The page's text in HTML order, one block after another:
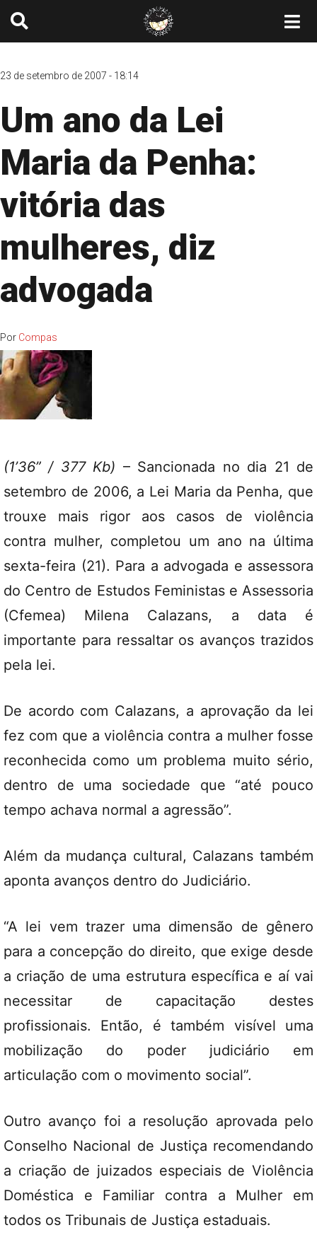
23 de setembro de 2007 - 18:14
Um ano da Lei
Maria da Penha:
vitória das
mulheres, diz
advogada
Por Compas
(1’36” / 377 Kb) – Sancionada no dia 21 de
setembro de 2006, a Lei Maria da Penha, que
trouxe mais rigor aos casos de violência
contra mulher, completou um ano na última
sexta-feira (21). Para a advogada e assessora
do Centro de Estudos Feministas e Assessoria
(Cfemea) Milena Calazans, a data é
importante para ressaltar os avanços trazidos
pela lei.
De acordo com Calazans, a aprovação da lei
fez com que a violência contra a mulher fosse
reconhecida como um problema muito sério,
dentro de uma sociedade que “até pouco
tempo achava normal a agressão”.
Além da mudança cultural, Calazans também
aponta avanços dentro do Judiciário.
“A lei vem trazer uma dimensão de gênero
para a concepção do direito, que exige desde
a criação de uma estrutura específica e aí vai
necessitar de capacitação destes
profissionais. Então, é também visível uma
mobilização do poder judiciário em
articulação com o movimento social”.
Outro avanço foi a resolução aprovada pelo
Conselho Nacional de Justiça recomendando
a criação de juizados especiais de Violência
Doméstica e Familiar contra a Mulher em
todos os Tribunais de Justiça estaduais.